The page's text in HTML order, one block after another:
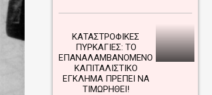
ΚΑΤΑΣΤΡΟΦΙΚΕΣ
ΠΥΡΚΑΓΙΕΣ: ΤΟ
ΕΠΑΝΑΛΑΜΒΑΝΟΜΕΝΟ
ΚΑΠΙΤΑΛΙΣΤΙΚΟ
ΕΓΚΛΗΜΑ ΠΡΕΠΕΙ ΝΑ
ΤΙΜΩΡΗΘΕΙ!